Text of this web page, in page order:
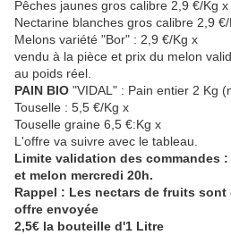
Pêches jaunes gros calibre 2,9 €/Kg x
Nectarine blanches gros calibre 2,9
Melons variété "Bor" : 2,9 €/Kg x
vendu à la pièce et prix du melon
au poids réel.
PAIN BIO "VIDAL" : Pain entier 2 Kg
Touselle : 5,5 €/Kg x
Touselle graine 6,5 €:Kg x
L'offre va suivre avec le tableau.
Limite validation des commandes
et melon mercredi 20h.
Rappel : Les nectars de fruits
offre envoyée
2,5€ la bouteille d'1 Litre